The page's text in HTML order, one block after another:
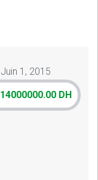
Juin 1, 2015
14000000.00 DH